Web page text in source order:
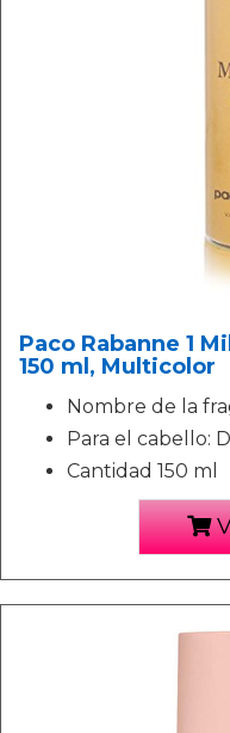
Paco Rabanne 1
150 ml, Multicolor
Nombre de la
Para el cabello:
Cantidad 150 ml